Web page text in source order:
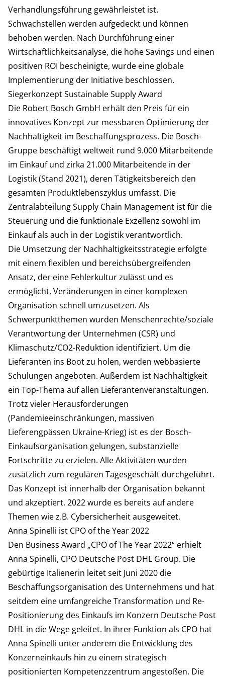
Verhandlungsführung gewährleistet ist.
Schwachstellen werden aufgedeckt und können
behoben werden. Nach Durchführung einer
Wirtschaftlichkeitsanalyse, die hohe Savings und einen
positiven ROI bescheinigte, wurde eine globale
Implementierung der Initiative beschlossen.
Siegerkonzept Sustainable Supply Award
Die Robert Bosch GmbH erhält den Preis für ein
innovatives Konzept zur messbaren Optimierung der
Nachhaltigkeit im Beschaffungsprozess. Die Bosch-
Gruppe beschäftigt weltweit rund 9.000 Mitarbeitende
im Einkauf und zirka 21.000 Mitarbeitende in der
Logistik (Stand 2021), deren Tätigkeitsbereich den
gesamten Produktlebenszyklus umfasst. Die
Zentralabteilung Supply Chain Management ist für die
Steuerung und die funktionale Exzellenz sowohl im
Einkauf als auch in der Logistik verantwortlich.
Die Umsetzung der Nachhaltigkeitsstrategie erfolgte
mit einem flexiblen und bereichsübergreifenden
Ansatz, der eine Fehlerkultur zulässt und es
ermöglicht, Veränderungen in einer komplexen
Organisation schnell umzusetzen. Als
Schwerpunktthemen wurden Menschenrechte/soziale
Verantwortung der Unternehmen (CSR) und
Klimaschutz/CO2-Reduktion identifiziert. Um die
Lieferanten ins Boot zu holen, werden webbasierte
Schulungen angeboten. Außerdem ist Nachhaltigkeit
ein Top-Thema auf allen Lieferantenveranstaltungen.
Trotz vieler Herausforderungen
(Pandemieeinschränkungen, massiven
Lieferengpässen Ukraine-Krieg) ist es der Bosch-
Einkaufsorganisation gelungen, substanzielle
Fortschritte zu erzielen. Alle Aktivitäten wurden
zusätzlich zum regulären Tagesgeschäft durchgeführt.
Das Konzept ist innerhalb der Organisation bekannt
und akzeptiert. 2022 wurde es bereits auf andere
Themen wie z.B. Cybersicherheit ausgeweitet.
Anna Spinelli ist CPO of the Year 2022
Den Business Award „CPO of The Year 2022“ erhielt
Anna Spinelli, CPO Deutsche Post DHL Group. Die
gebürtige Italienerin leitet seit Juni 2020 die
Beschaffungsorganisation des Unternehmens und hat
seitdem eine umfangreiche Transformation und Re-
Positionierung des Einkaufs im Konzern Deutsche Post
DHL in die Wege geleitet. In ihrer Funktion als CPO hat
Anna Spinelli unter anderem die Entwicklung des
Konzerneinkaufs hin zu einem strategisch
positionierten Kompetenzzentrum angestoßen. Die